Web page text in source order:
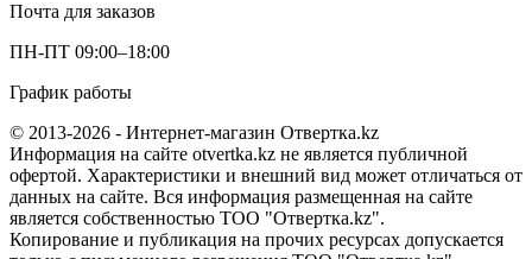
Почта для заказов
ПН-ПТ 09:00–18:00
График работы
© 2013-2026 - Интернет-магазин Отвертка.kz
Информация на сайте otvertka.kz не является публичной
офертой. Характеристики и внешний вид может отличаться от
данных на сайте. Вся информация размещенная на сайте
является собственностью ТОО "Отвертка.kz".
Копирование и публикация на прочих ресурсах допускается